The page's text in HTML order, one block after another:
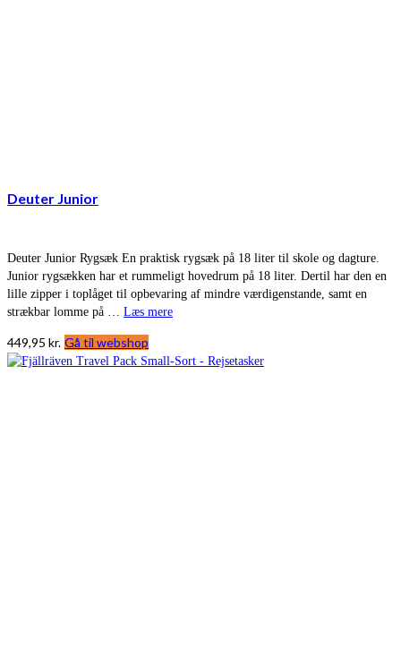
Deuter Junior
Deuter Junior Rygsæk En praktisk rygsæk på 18 liter til skole og dagture.
Junior rygsækken har et rummeligt hovedrum på 18 liter. Dertil har den en
lille zipper i toplåget til opbevaring af mindre værdigenstande, samt en
strækbar lomme på … Læs mere
449,95 kr. Gå til webshop